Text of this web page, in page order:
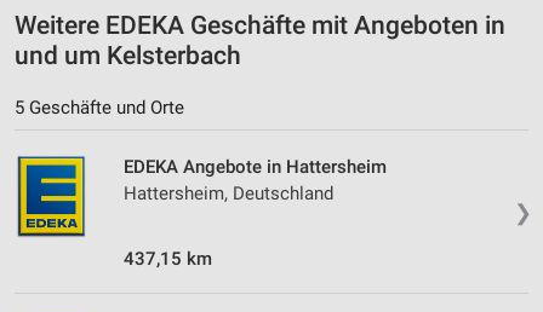
Weitere EDEKA Geschäfte mit Angeboten in
und um Kelsterbach
5 Geschäfte und Orte
❯
EDEKA Angebote in Hattersheim
Hattersheim, Deutschland
437,15 km
Erstellung von Profilen für personalisierte
Werbung
Verwendung von Profilen zur Auswahl
Erstellung von Profilen zur Personalisierung
von Inhalten
Verwendung von Profilen zur Auswahl